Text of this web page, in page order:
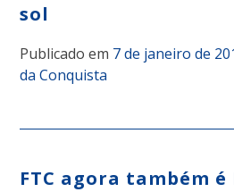
sol
Publicado em 7 de janeiro de
da Conquista
FTC agora também é